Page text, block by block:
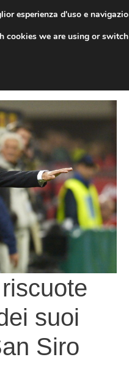
suoi
Siro
esperienza d'uso e
cookies we are using or